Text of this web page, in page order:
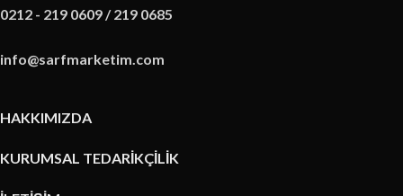
0212 - 219 0609 / 219 0685
info@sarfmarketim.com
HAKKIMIZDA
KURUMSAL TEDARİKÇİLİK